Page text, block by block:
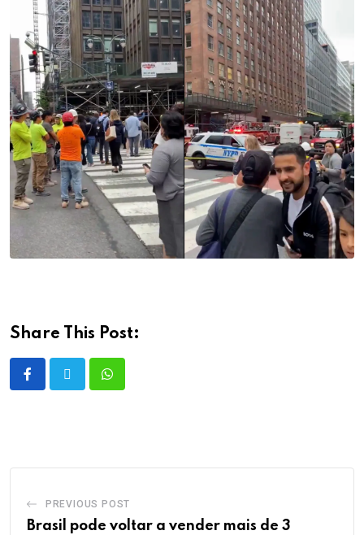
Share This Post:
PREVIOUS POST
Brasil pode voltar a vender mais de 3